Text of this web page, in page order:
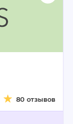
80 отзывов